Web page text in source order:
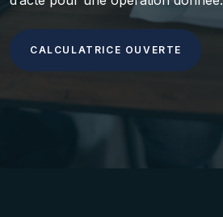
CALCULATRICE OUVERTE